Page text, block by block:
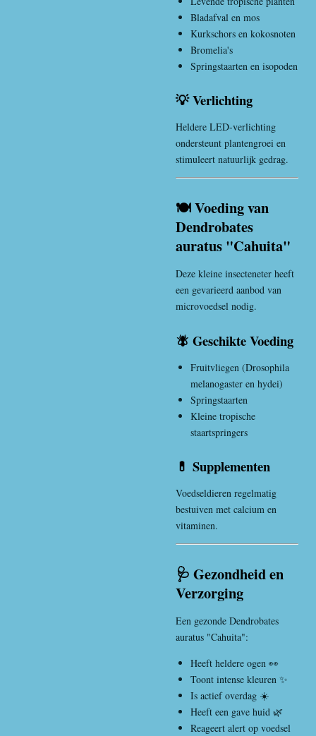
Bladafval en mos
Kurkschors en kokosnoten
Bromelia's
Springstaarten en isopoden
💡 Verlichting
Heldere LED-verlichting
ondersteunt plantengroei en
stimuleert natuurlijk gedrag.
🍽️ Voeding van
Dendrobates
auratus "Cahuita"
Deze kleine insecteneter heeft
een gevarieerd aanbod van
microvoedsel nodig.
🪰 Geschikte Voeding
Fruitvliegen (Drosophila
melanogaster en hydei)
Springstaarten
Kleine tropische
staartspringers
💊 Supplementen
Voedseldieren regelmatig
bestuiven met calcium en
vitaminen.
🩺 Gezondheid en
Verzorging
Een gezonde Dendrobates
auratus "Cahuita":
Heeft heldere ogen 👀
Toont intense kleuren ✨
Is actief overdag ☀️
Heeft een gave huid 🌿
Reageert alert op voedsel